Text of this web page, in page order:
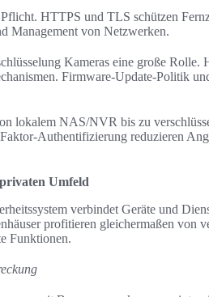
HTTPS und TLS schützen
Management von Netzwerken.
Kameras eine große
Firmware-Update-Politik
lokalem NAS/NVR bis zu
Authentifizierung reduzieren
Umfeld
verbindet Geräte und
profitieren gleichermaßen von
Funktionen.